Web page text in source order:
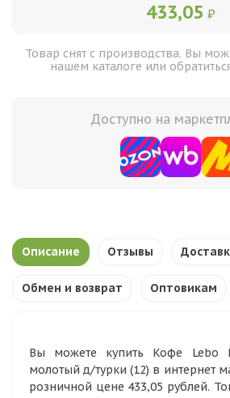
433,05 ₽
Товар снят с производства. Вы
нашем каталоге или
Доступно на
Описание Отзывы
Обмен и возврат Оптовикам
Вы можете купить Кофе Lebo
молотый д/турки (12) в интернет
розничной цене 433,05 рублей.